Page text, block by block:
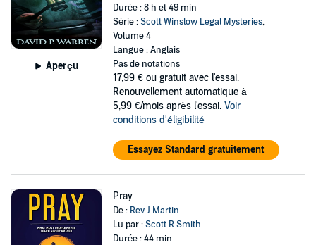
Aperçu
Durée : 8 h et 49 min
Série :Scott Winslow Legal Mysteries,
Volume 4
Langue : Anglais
Pas de notations
17,99 € ou gratuit avec l'essai.
Renouvellement automatique à
5,99 €/mois après l'essai. Voir
conditions d'éligibilité
Essayez Standard gratuitement
Pray
De : Rev J Martin
Lu par :Scott R Smith
Durée : 44 min